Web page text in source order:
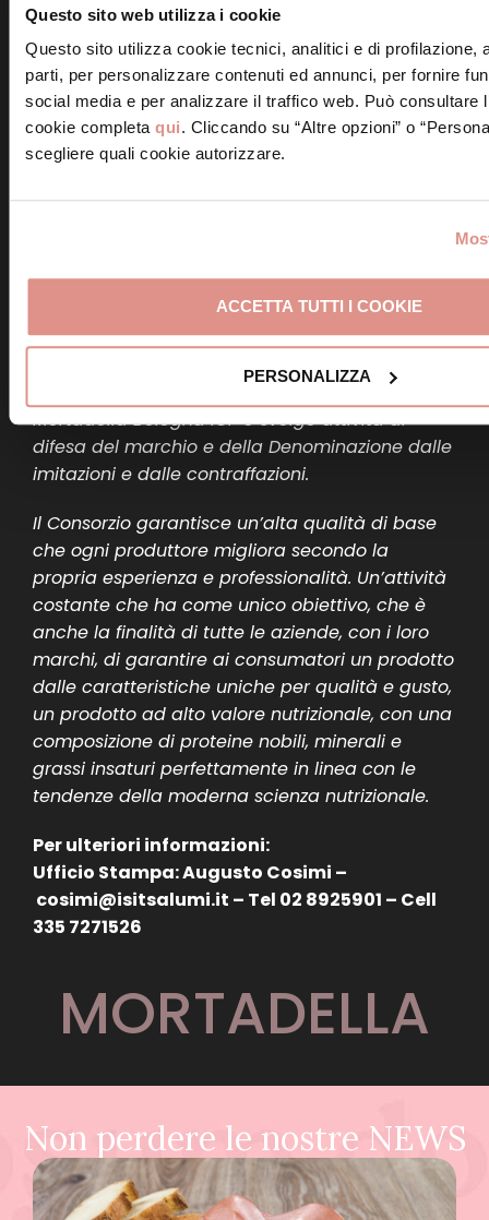
Questo sito web utilizza i cookie
Questo sito utilizza cookie tecnici, analitici e di profilazione,
parti, per personalizzare contenuti ed annunci, per fornire
social media e per analizzare il traffico web. Può consultare
cookie completa qui. Cliccando su “Altre opzioni” o
scegliere quali cookie autorizzare.
ACCETTA TUTTI I COOKIE
PERSONALIZZA
Il Consorzio italiano tutela
Mortadella Bologna
Il Consorzio italiano tutela Mortadella Bologna si
riconoscimento dell’IGP alla Mortadella Bologna
Il Consorzio, che ha come scopo la tutela e la
valorizzazione della Mortadella Bologna IGP, in
collaborazione con il Ministero per le politiche
agricole, alimentari e forestali promuove la
Mortadella Bologna IGP e svolge attività di
difesa del marchio e della Denominazione dalle
imitazioni e dalle contraffazioni.
Il Consorzio garantisce un’alta qualità di base
che ogni produttore migliora secondo la
propria esperienza e professionalità. Un’attività
costante che ha come unico obiettivo, che è
anche la finalità di tutte le aziende, con i loro
marchi, di garantire ai consumatori un prodotto
dalle caratteristiche uniche per qualità e gusto,
un prodotto ad alto valore nutrizionale, con una
composizione di proteine nobili, minerali e
grassi insaturi perfettamente in linea con le
tendenze della moderna scienza nutrizionale.
Per ulteriori informazioni:
Ufficio Stampa: Augusto Cosimi –
cosimi@isitsalumi.it – Tel 02 8925901 – Cell
335 7271526
MORTADELLA
Non perdere le nostre NEWS